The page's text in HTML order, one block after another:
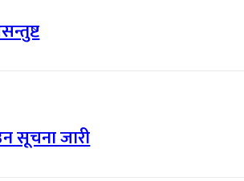
सूचना जारी